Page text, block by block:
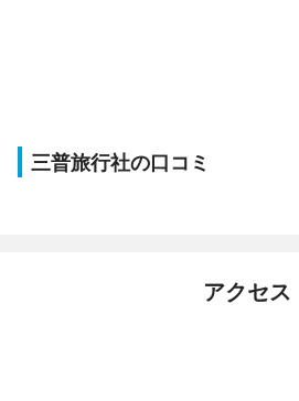
三普旅行社の口コミ
アクセス